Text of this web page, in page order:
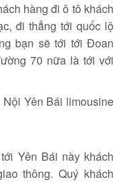
hàng đi ô tô khách
đi thẳng tới quốc lộ
bạn sẽ tới tới Đoan
70 nữa là tới với
Yên Bái này khách
thông. Quý khách